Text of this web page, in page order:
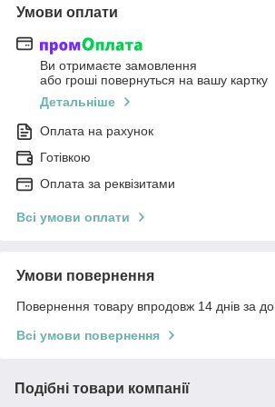
Умови оплати
Ви отримаєте замовлення
або гроші повернуться на вашу картку
Детальніше
Оплата на рахунок
Готівкою
Оплата за реквізитами
Всі умови оплати
Умови повернення
Повернення товару впродовж 14 днів за
Всі умови повернення
Подібні товари компанії